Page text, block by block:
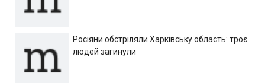
Росіяни обстріляли Харківську область: троє
людей загинули